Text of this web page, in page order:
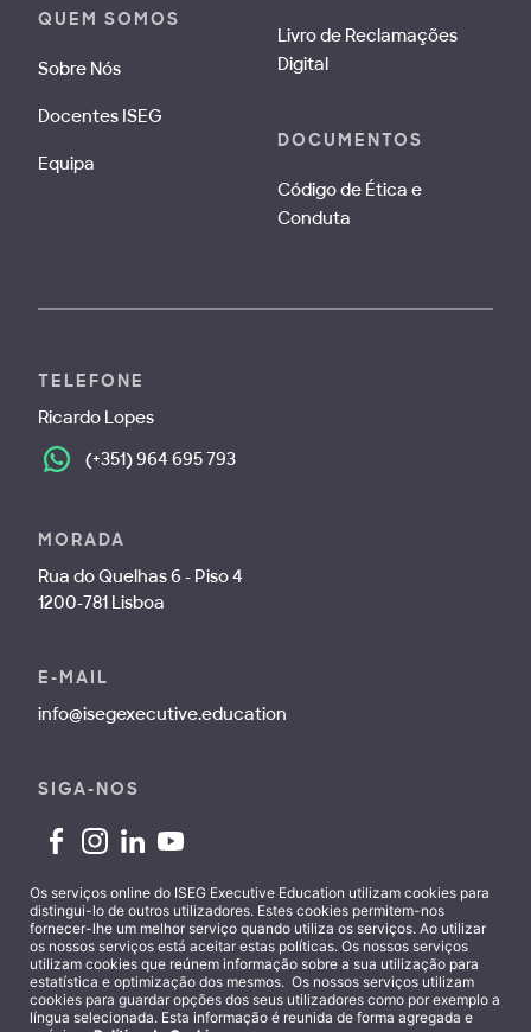
QUEM SOMOS
Sobre Nós
Docentes ISEG
Equipa
Livro de Reclamações
Digital
DOCUMENTOS
Código de Ética e
Conduta
TELEFONE
Ricardo Lopes
(+351) 964 695 793
MORADA
Rua do Quelhas 6 - Piso 4
1200-781 Lisboa
E-MAIL
info@isegexecutive.education
SIGA-NOS
Contactos
Os serviços online do ISEG Executive Education utilizam cookies para
distingui-lo de outros utilizadores. Estes cookies permitem-nos
fornecer-lhe um melhor serviço quando utiliza os serviços. Ao utilizar
os nossos serviços está aceitar estas políticas. Os nossos serviços
utilizam cookies que reúnem informação sobre a sua utilização para
estatística e optimização dos mesmos. Os nossos serviços utilizam
cookies para guardar opções dos seus utilizadores como por exemplo a
língua selecionada. Esta informação é reunida de forma agregada e